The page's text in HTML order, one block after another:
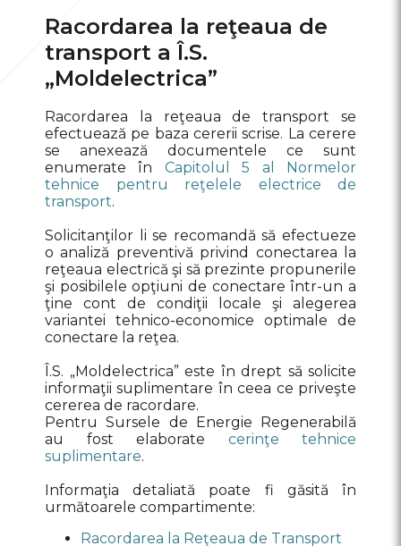
Racordarea la reţeaua de
transport a Î.S.
„Moldelectrica”
Racordarea la reţeaua de transport se
efectuează pe baza cererii scrise. La cerere
se anexează documentele ce sunt
enumerate în Capitolul 5 al Normelor
tehnice pentru reţelele electrice de
transport.
Solicitanţilor li se recomandă să efectueze
o analiză preventivă privind conectarea la
reţeaua electrică şi să prezinte propunerile
şi posibilele opţiuni de conectare într-un a
ţine cont de condiţii locale şi alegerea
variantei tehnico-economice optimale de
conectare la reţea.
Î.S. „Moldelectrica” este în drept să solicite
informaţii suplimentare în ceea ce priveşte
cererea de racordare.
Pentru Sursele de Energie Regenerabilă
au fost elaborate cerinţe tehnice
suplimentare.
Informaţia detaliată poate fi găsită în
următoarele compartimente:
Racordarea la Reţeaua de Transport